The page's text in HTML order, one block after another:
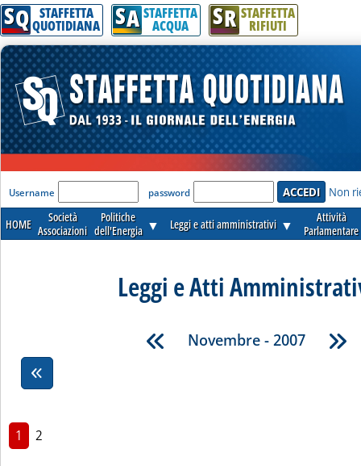
SQ STAFFETTA
QUOTIDIANA SA STAFFETTA
ACQUA SR STAFFETTA
RIFIUTI
'Modulo Login per accedere'
Username password Non
HOME
Società
Associazioni
Politiche
dell'Energia ▼ Leggi e atti amministrativi ▼
Attività
Parlamentare
Leggi e Atti
Novembre - 2007
1 2